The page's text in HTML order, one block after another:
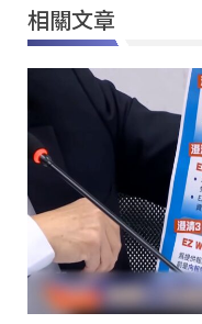
相關文章